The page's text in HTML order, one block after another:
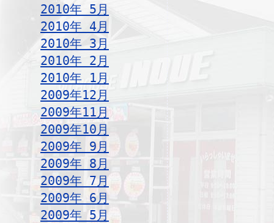
2010年 5月
2010年 4月
2010年 3月
2010年 2月
2010年 1月
2009年12月
2009年11月
2009年10月
2009年 9月
2009年 8月
2009年 7月
2009年 6月
2009年 5月